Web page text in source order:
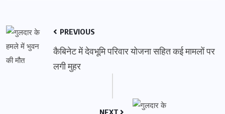
PREVIOUS
कैबिनेट में देवभूमि परिवार योजना सहित कई मामलों पर
लगी मुहर
NEXT